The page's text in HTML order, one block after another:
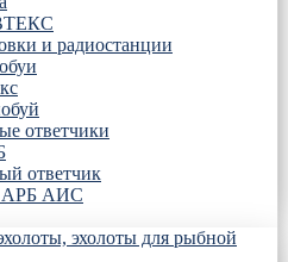
и радиостанции
ответчики
ответчик
АРБ АИС
эхолоты для рыбной